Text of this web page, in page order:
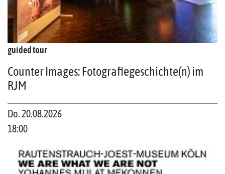
guided tour
Counter Images: Fotografiegeschichte(n) im
RJM
Do. 20.08.2026
18:00